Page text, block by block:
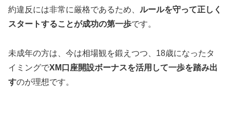
約違反には非常に厳格であるため、 ルールを守って正しく
スタートすることが成功の第一歩です。
未成年の方は、今は相場観を鍛えつつ、18歳になったタ
イミングでXM口座開設ボーナスを活用して一歩を踏み出
すのが理想です。